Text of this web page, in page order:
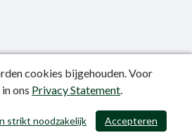
/ 403
2023
cookies bijgehouden. Voor
ons Privacy Statement.
Accepteren
strikt noodzakelijk